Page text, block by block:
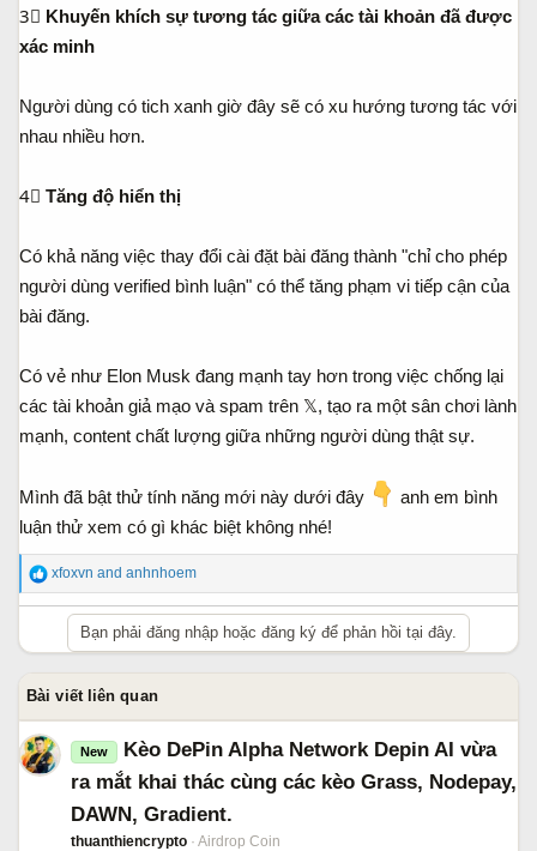
3⃣ Khuyến khích sự tương tác giữa các tài khoản đã được
xác minh
Người dùng có tich xanh giờ đây sẽ có xu hướng tương tác với
nhau nhiều hơn.
4⃣ Tăng độ hiển thị
Có khả năng việc thay đổi cài đặt bài đăng thành "chỉ cho phép
người dùng verified bình luận" có thể tăng phạm vi tiếp cận của
bài đăng.
Có vẻ như Elon Musk đang mạnh tay hơn trong việc chống lại
các tài khoản giả mạo và spam trên 𝕏, tạo ra một sân chơi lành
mạnh, content chất lượng giữa những người dùng thật sự.
Mình đã bật thử tính năng mới này dưới đây
anh em bình
luận thử xem có gì khác biệt không nhé!
R
e
s
:
xfoxvn and anhnhoem
Bạn phải đăng nhập hoặc đăng ký để phản hồi tại đây.
Bài viết liên quan
New
Kèo DePin Alpha Network Depin AI vừa
ra mắt khai thác cùng các kèo Grass, Nodepay,
DAWN, Gradient.
thuanthiencrypto
Airdrop Coin